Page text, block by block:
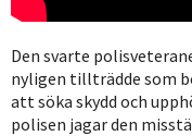
Den svarte
nyligen tillträdde som
att söka skydd och
polisen jagar den